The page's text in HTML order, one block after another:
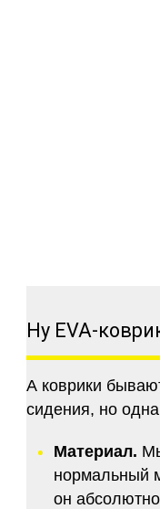
Ну EVA-
А коврики
сидения, но
Материал.
нормальный
он